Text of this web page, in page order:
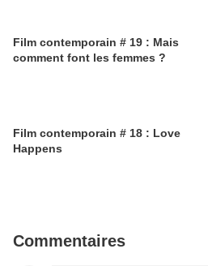
Film contemporain # 19 : Mais
comment font les femmes ?
Film contemporain # 18 : Love
Happens
Commentaires